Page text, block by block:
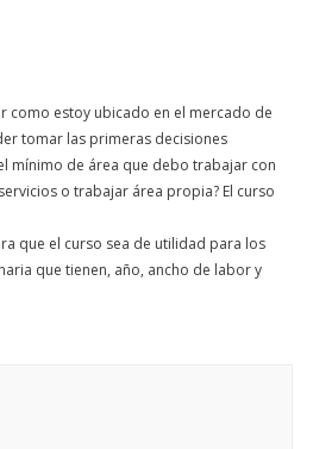
como estoy ubicado en el mercado de
tomar las primeras decisiones
mínimo de área que debo trabajar con
o trabajar área propia? El curso
que el curso sea de utilidad para los
que tienen, año, ancho de labor y